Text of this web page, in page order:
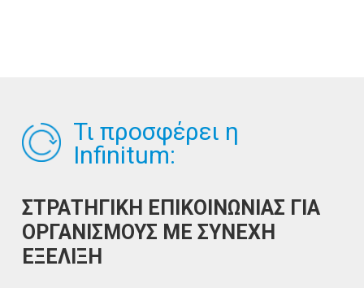
Τι προσφέρει η
Infinitum:
ΣΤΡΑΤΗΓΙΚΗ ΕΠΙΚΟΙΝΩΝΙΑΣ ΓΙΑ
ΟΡΓΑΝΙΣΜΟΥΣ ΜΕ ΣΥΝΕΧΗ
ΕΞΕΛΙΞΗ